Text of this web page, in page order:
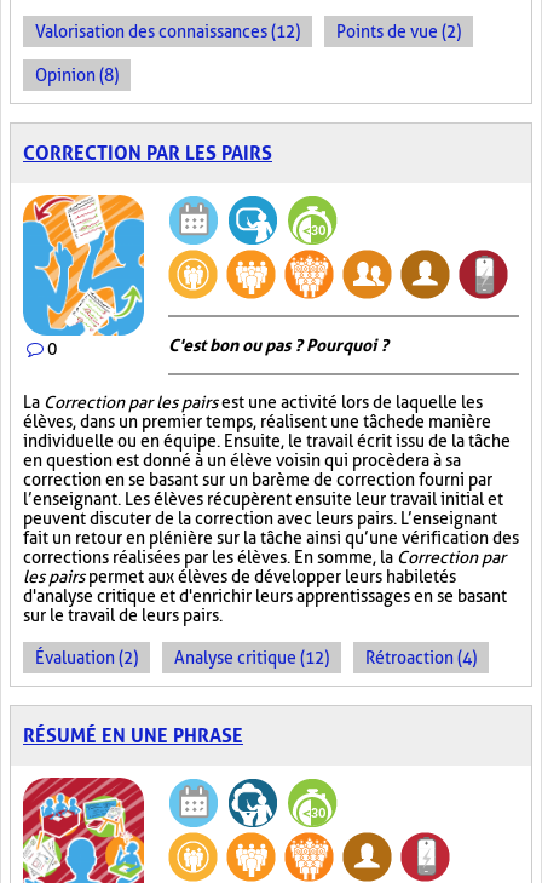
Valorisation des connaissances (12) Points de vue (2)
Opinion (8)
CORRECTION PAR LES PAIRS
0 C'est bon ou pas ? Pourquoi ?
La Correction par les pairsest une activité lors de laquelle les
élèves, dans un premier temps, réalisent une tâche de manière
individuelle ou en équipe. Ensuite, le travail écrit issu de la tâche
en question est donné à un élève voisin qui procèdera à sa
correction en se basant sur un barème de correction fourni par
l’enseignant. Les élèves récupèrent ensuite leur travail initial et
peuvent discuter de la correction avec leurs pairs. L’enseignant
fait un retour en plénière sur la tâche ainsi qu’une vérification des
corrections réalisées par les élèves. En somme, la Correction par
les pairspermet aux élèves de développer leurs habiletés
d'analyse critique et d'enrichir leurs apprentissages en se basant
sur le travail de leurs pairs.
Évaluation (2) Analyse critique (12) Rétroaction (4)
RÉSUMÉ EN UNE PHRASE